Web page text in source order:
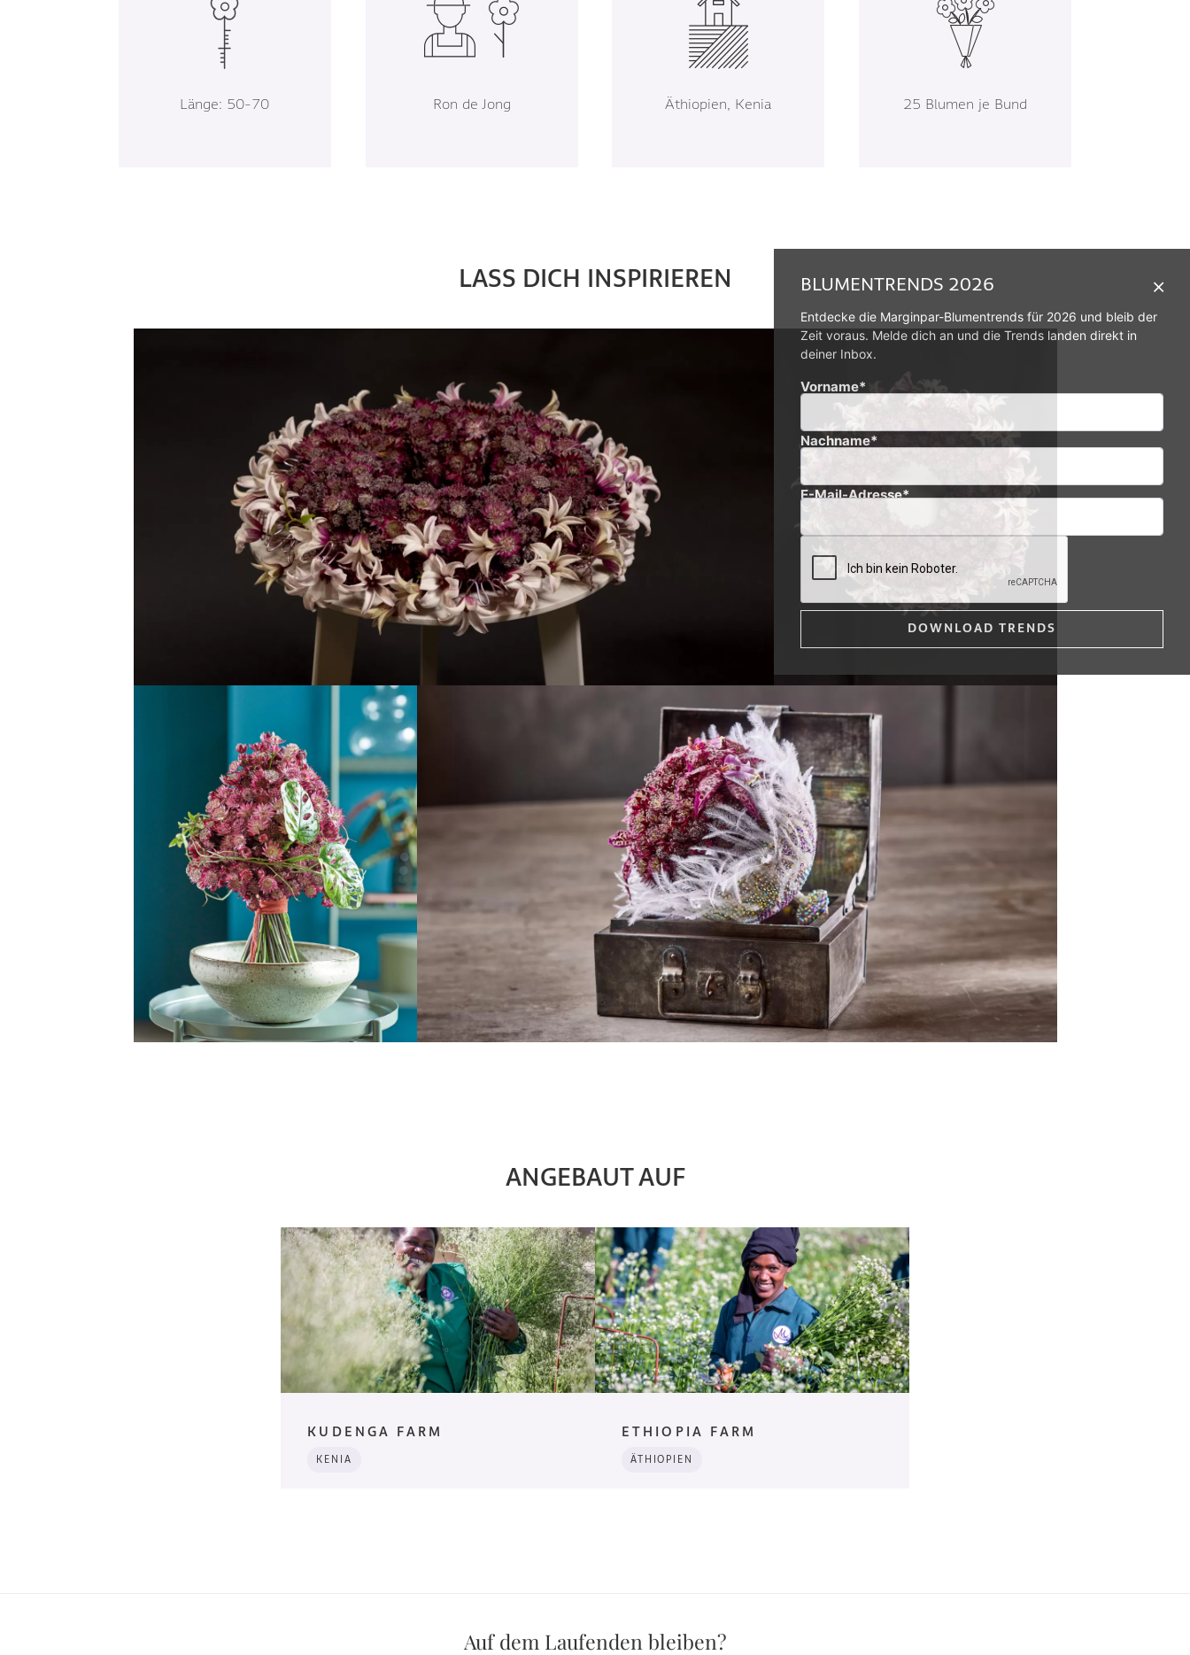
Länge: 50-70 Ron de Jong Äthiopien, Kenia 25 Blumen je Bund
LASS DICH INSPIRIEREN
ANGEBAUT AUF
KUDENGA FARM
KENIA
ETHIOPIA FARM
ÄTHIOPIEN
BLUMENTRENDS 2026
Entdecke die Marginpar-Blumentrends für 2026 und bleib der
Zeit voraus. Melde dich an und die Trends landen direkt in
deiner Inbox.
Vorname*
Nachname*
E-Mail-Adresse*
Auf dem Laufenden bleiben?